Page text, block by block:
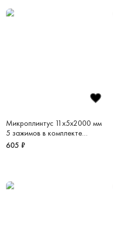
Микроплинтус 11х5х2000 мм
5 зажимов в комплекте
серебристый анодированный
605 ₽